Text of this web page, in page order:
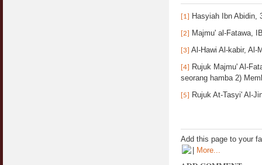
[1] Hasyiah Ibn Abidin,
[2] Majmu' al-Fatawa,
[3] Al-Hawi Al-kabir, Al-
[4] Rujuk Majmu' Al-
seorang hamba 2)
[5] Rujuk At-Tasyi' Al-
Add this page to your
More...